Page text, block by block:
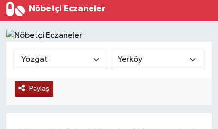
Nöbetçi Eczaneler
Paylaş
Siyaset
Ekonomi
Sağlık
Eğitim
Van Namaz Vakitleri
Van Trafik Yoğunluk Haritası
Süper Lig Puan Durumu ve Fikstür
Tüm Manşetler